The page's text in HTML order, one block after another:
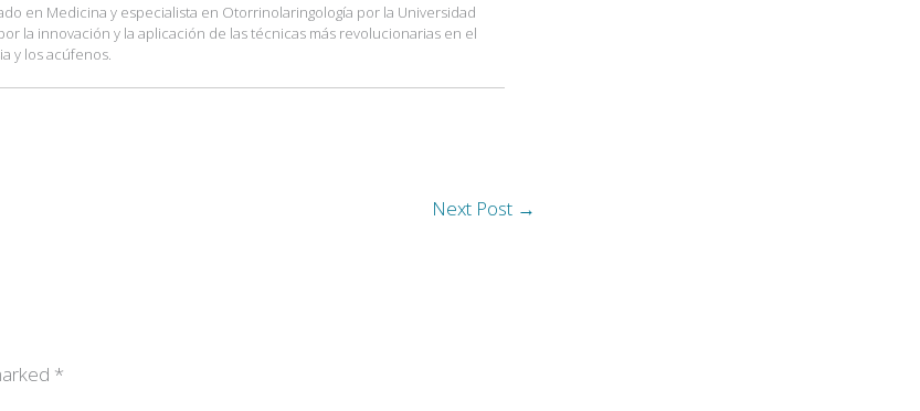
en Medicina y especialista en Otorrinolaringología por la Universidad
la innovación y la aplicación de las técnicas más revolucionarias en el
y los acúfenos.
Next Post →
*